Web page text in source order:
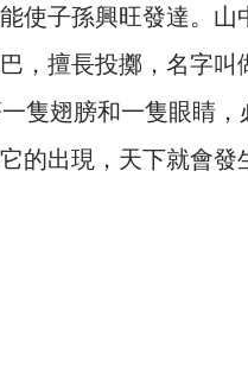
使子孫興旺發達。
，擅長投擲，名字
隻翅膀和一隻眼睛，
的出現，天下就會發